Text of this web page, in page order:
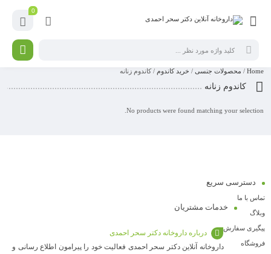
0
Home
/ محصولات جنسی / خرید کاندوم / کاندوم زنانه
کاندوم زنانه
No products were found matching your selection.
دسترسی سریع
تماس با ما
وبلاگ
پیگیری سفارش
فروشگاه
خدمات مشتریان
درباره داروخانه دکتر سحر احمدی
داروخانه آنلاین دکتر سحر احمدی فعالیت خود را پیرامون اطلاع رسانی و